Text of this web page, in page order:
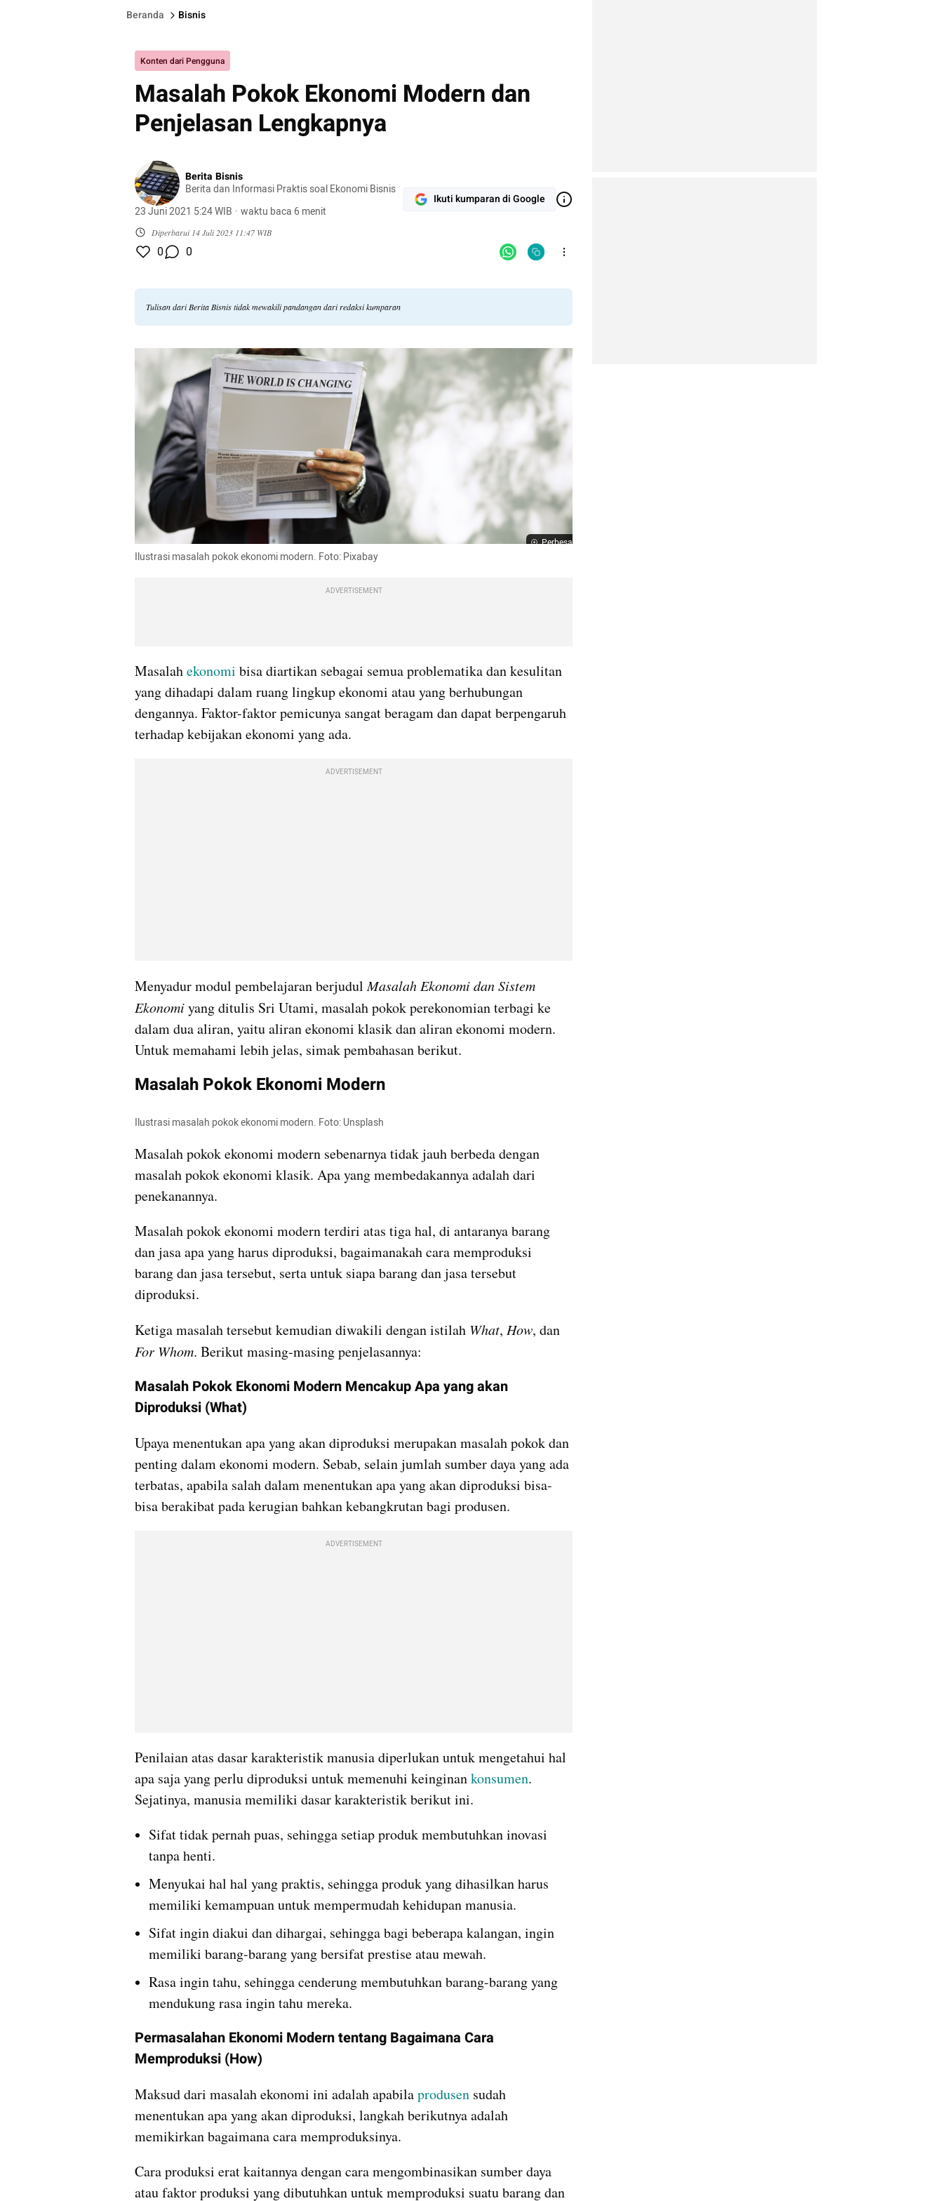
Beranda Bisnis
Konten dari Pengguna
Masalah Pokok Ekonomi Modern dan
Penjelasan Lengkapnya
Berita Bisnis
Berita dan Informasi Praktis soal Ekonomi Bisnis
23 Juni 2021 5:24 WIB · waktu baca 6 menit
Diperbarui 14 Juli 2023 11:47 WIB
Ikuti kumparan di Google
0 0
Tulisan dari Berita Bisnis tidak mewakili pandangan dari redaksi kumparan
Perbesar
Ilustrasi masalah pokok ekonomi modern. Foto: Pixabay
ADVERTISEMENT
Masalah ekonomi bisa diartikan sebagai semua problematika dan kesulitan
yang dihadapi dalam ruang lingkup ekonomi atau yang berhubungan
dengannya. Faktor-faktor pemicunya sangat beragam dan dapat berpengaruh
terhadap kebijakan ekonomi yang ada.
ADVERTISEMENT
Menyadur modul pembelajaran berjudul Masalah Ekonomi dan Sistem
Ekonomi yang ditulis Sri Utami, masalahpokok perekonomian terbagi ke
dalam dua aliran, yaitu aliran ekonomi klasik dan aliran ekonomi modern.
Untuk memahami lebih jelas, simak pembahasan berikut.
Masalah Pokok Ekonomi Modern
Ilustrasi masalah pokok ekonomi modern. Foto: Unsplash
Masalah pokok ekonomi modern sebenarnya tidak jauh berbeda dengan
masalah pokok ekonomi klasik. Apa yang membedakannya adalah dari
penekanannya.
Masalah pokok ekonomi modern terdiri atas tiga hal, di antaranya barang
dan jasa apa yang harus diproduksi, bagaimanakah cara memproduksi
barang dan jasa tersebut, serta untuk siapa barang dan jasa tersebut
diproduksi.
Ketiga masalah tersebut kemudian diwakili dengan istilah What, How
For Whom. Berikut masing-masing penjelasannya:
Masalah Pokok Ekonomi Modern Mencakup Apa yang akan
Diproduksi (What)
Upaya menentukan apa yang akan diproduksi merupakan masalah pokok dan
penting dalam ekonomi modern. Sebab, selain jumlah sumber daya yang ada
terbatas, apabila salah dalam menentukan apa yang akan diproduksi bisa-
bisa berakibat pada kerugian bahkan kebangkrutan bagi produsen.
ADVERTISEMENT
Penilaian atas dasar karakteristik manusia diperlukan untuk mengetahui hal
apa saja yang perlu diproduksi untuk memenuhi keinginan konsumen.
Sejatinya, manusia memiliki dasar karakteristik berikut ini.
Sifat tidak pernah puas, sehingga setiap produk membutuhkan inovasi
tanpa henti.
Menyukai hal hal yang praktis, sehingga produk yang dihasilkan harus
memiliki kemampuan untuk mempermudah kehidupan manusia.
Sifat ingin diakui dan dihargai, sehingga bagi beberapa kalangan, ingin
memiliki barang-barang yang bersifat prestise atau mewah.
Rasa ingin tahu, sehingga cenderung membutuhkan barang-barang yang
mendukung rasa ingin tahu mereka.
Permasalahan Ekonomi Modern tentang Bagaimana Cara
Memproduksi (How)
Maksud dari masalah ekonomi ini adalah apabila produsen sudah
menentukan apa yang akan diproduksi, langkah berikutnya adalah
memikirkan bagaimana cara memproduksinya.
Cara produksi erat kaitannya dengan cara mengombinasikan sumber daya
atau faktor produksi yang dibutuhkan untuk memproduksi suatu barang dan